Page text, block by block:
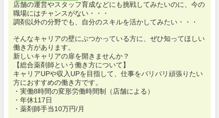
店舗の運営やスタッフ育成などにも挑戦してみたいのに、今の
職場にはチャンスがない・・・
調剤以外の分野でも、自分のスキルを活かしてみたい・・・
そんなキャリアの壁にぶつかっている方に、ぜひ知ってほしい
働き方があります。
新しいキャリアの扉を開きませんか？
【総合薬剤師という働き方について】
キャリアUPや収入UPを目指して、仕事をバリバリ頑張りたい
方におすすめの働き方です。
・実働8時間の変形労働時間制（店舗による）
・年休117日
・薬剤師手当10万円/月